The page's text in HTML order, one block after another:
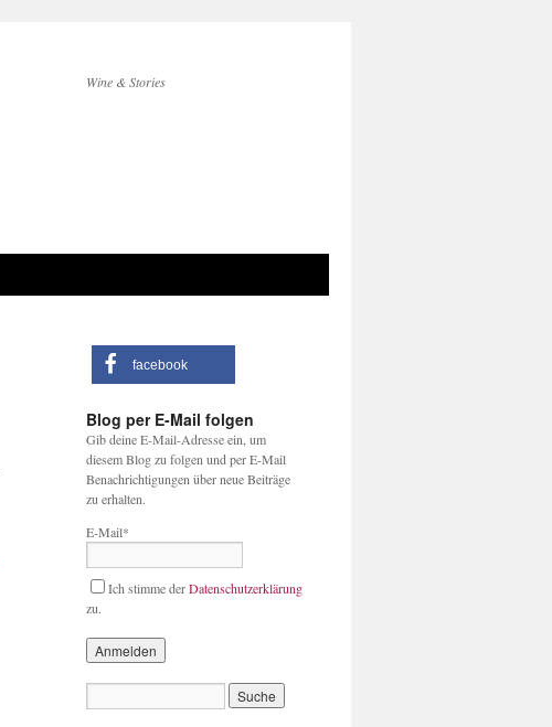
Wine & Stories
facebook
Blog per E-Mail folgen
Gib deine E-Mail-Adresse ein, um
diesem Blog zu folgen und per E-Mail
Benachrichtigungen über neue Beiträge
zu erhalten.
E-Mail*
Ich stimme derDatenschutzerklärung
zu.